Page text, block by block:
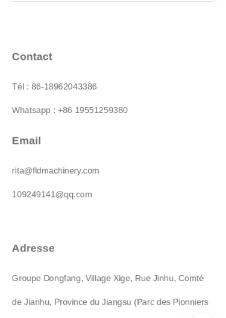
conditions de travail difficiles
Contact
Tél : 86-18962043386
Whatsapp : +86 19551259380
Email
rita@fldmachinery.com
109249141@qq.com
Adresse
Groupe Dongfang, Village Xige, Rue Jinhu, Comté
de Jianhu, Province du Jiangsu (Parc des Pionniers